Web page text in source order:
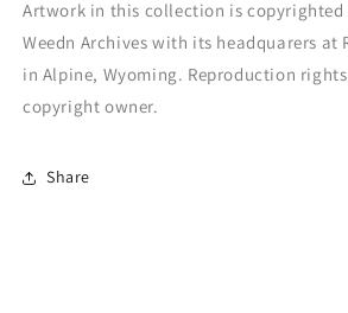
Artwork in this collection is copyrighted
Weedn Archives with its headquarers at
in Alpine, Wyoming. Reproduction
copyright owner.
Share